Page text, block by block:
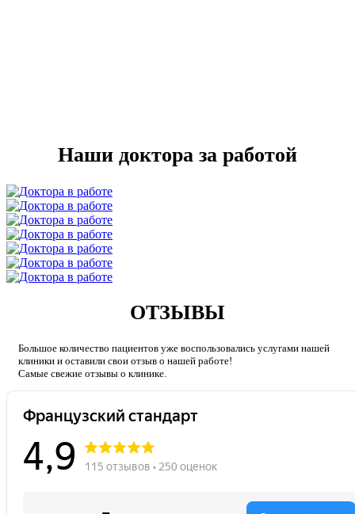
Наши доктора за работой
ОТЗЫВЫ
Большое количество пациентов уже воспользовались услугами нашей
клиники и оставили свои отзыв о нашей работе!
Caмые свежие отзывы о клинике.